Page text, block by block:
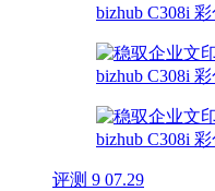
评测 9 07.29